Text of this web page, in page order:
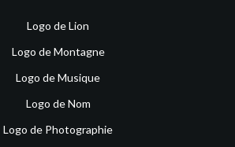
Logo de Lion
Logo de Montagne
Logo de Musique
Logo de Nom
Logo de Photographie